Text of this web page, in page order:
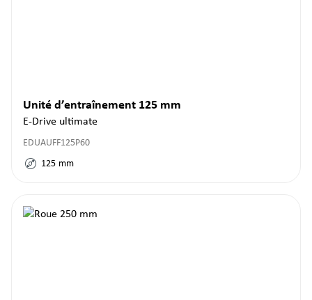
Unité d’entraînement 125 mm
E-Drive ultimate
EDUAUFF125P60
125 mm